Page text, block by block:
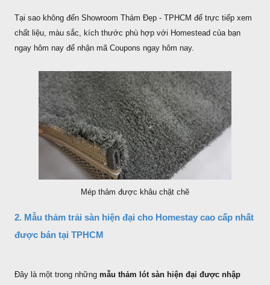
Tại sao không đến Showroom Thảm Đẹp - TPHCM để trực tiếp xem
chất liệu, màu sắc, kích thước phù hợp với Homestead của bạn
ngay hôm nay để nhận mã Coupons ngay hôm nay.
Mép thảm được khâu chặt chẽ
2. Mẫu thảm trải sàn hiện đại cho Homestay cao cấp nhất
được bán tại TPHCM
Đây là một trong những mẫu thảm lót sàn hiện đại được nhập